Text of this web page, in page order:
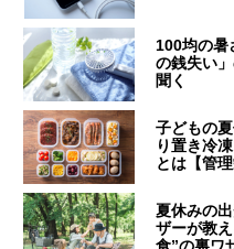
100均の暑
の銭失い
聞く
子どもの
り置き冷
とは【管
夏休みの
ザーが教